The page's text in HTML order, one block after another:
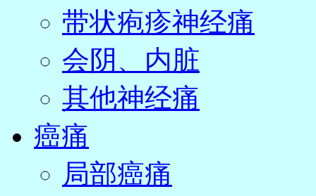
带状疱疹神经痛
会阴、内脏
其他神经痛
癌痛
局部癌痛